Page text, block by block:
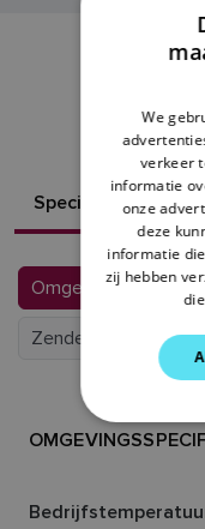
Specificaties
Zender
We
verkeer
informatie
onze
deze
informatie
zij hebben